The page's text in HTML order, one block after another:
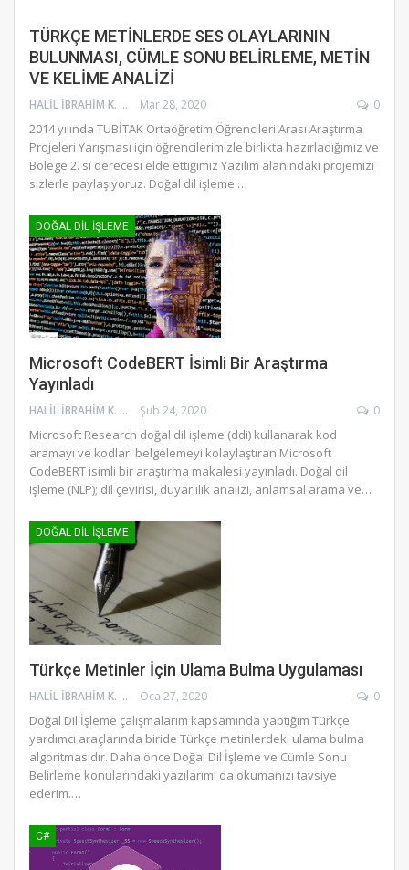
TÜRKÇE METİNLERDE SES OLAYLARININ
BULUNMASI, CÜMLE SONU BELİRLEME, METİN
VE KELİME ANALİZİ
HALIL İBRAHIM K. Mar 28, 2020 0
2014 yılında TUBİTAK Ortaöğretim Öğrencileri Arası Araştırma
Projeleri Yarışması için öğrencilerimizle birlikta hazırladığımız ve
Bölege 2. si derecesi elde ettiğimiz Yazılım alanındaki projemizi
sizlerle paylaşıyoruz. Doğal dil işleme …
DOĞAL DIL İŞLEME
Microsoft CodeBERT İsimli Bir Araştırma
Yayınladı
HALIL İBRAHIM K. Şub 24, 2020 0
Microsoft Research doğal dil işleme (ddi) kullanarak kod
aramayı ve kodları belgelemeyi kolaylaştıran Microsoft
CodeBERT isimli bir araştırma makalesi yayınladı. Doğal dil
işleme (NLP); dil çevirisi, duyarlılık analizi, anlamsal arama ve…
DOĞAL DIL İŞLEME
Türkçe Metinler İçin Ulama Bulma Uygulaması
HALIL İBRAHIM K. Oca 27, 2020 0
Doğal Dil İşleme çalışmalarım kapsamında yaptığım Türkçe
yardımcı araçlarında biride Türkçe metinlerdeki ulama bulma
algoritmasıdır. Daha önce Doğal Dil İşleme ve Cümle Sonu
Belirleme konularındaki yazılarımı da okumanızı tavsiye
ederim.…
C#